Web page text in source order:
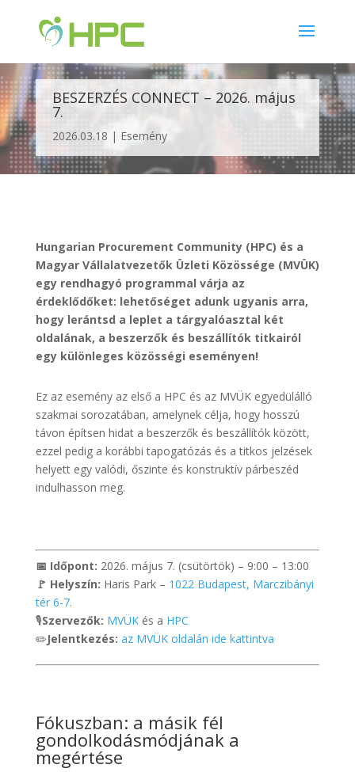
BESZERZÉS CONNECT – 2026. május
7.
2026.03.18 Esemény
Hungarian Procurement Community (HPC) és a
Magyar Vállalatvezetők Üzleti Közössége (MVÜK)
egy rendhagyó programmal várja az
érdeklődőket: lehetőséget adunk ugyanis arra,
hogy lerántsd a leplet a tárgyalóasztal két
oldalának, a beszerzők és beszállítók titkairól
egy különleges közösségi eseményen!
Ez az esemény az első a HPC és az MVÜK egyedülálló
szakmai sorozatában, amelynek célja, hogy hosszú
távon építsen hidat a beszerzők és beszállítók között,
ezzel pedig a korábbi tapogatózás és a titkos jelzések
helyett egy valódi, őszinte és konstruktív párbeszéd
indulhasson meg.
📅 Időpont: 2026. május 7. (csütörtök) – 9:00 – 13:00
🚩 Helyszín: Haris Park – 1022 Budapest, Marczibányi
tér 6-7.
🎙️Szervezők: MVÜKés a HPC
✏️Jelentkezés: az MVÜK oldalán ide kattintva
Fókuszban: a másik fél
gondolkodásmódjának a
megértése